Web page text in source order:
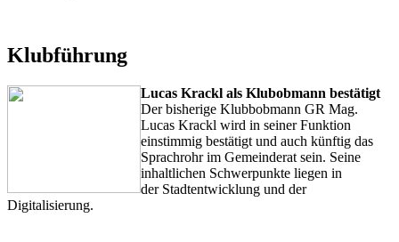
Klubführung
Lucas Krackl als Klubobmann bestätigt
Der bisherige Klubbobmann GR Mag.
Lucas Krackl wird in seiner Funktion
einstimmig bestätigt und auch künftig das
Sprachrohr im Gemeinderat sein. Seine
inhaltlichen Schwerpunkte liegen in
der Stadtentwicklung und der
Digitalisierung.